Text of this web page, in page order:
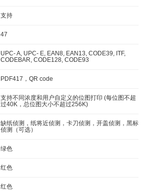
支持
47
UPC- A, UPC- E, EAN8, EAN13, CODE39, ITF,
CODEBAR, CODE128, CODE93
PDF417，QR code
支持不同浓度和用户自定义的位图打印 (每位图不超
过40K，总位图大小不超过256K)
缺纸侦测，纸将近侦测，卡刀侦测，开盖侦测，黑标
侦测（可选）
绿色
红色
红色